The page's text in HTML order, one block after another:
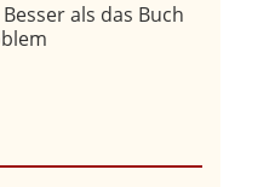
als das Buch